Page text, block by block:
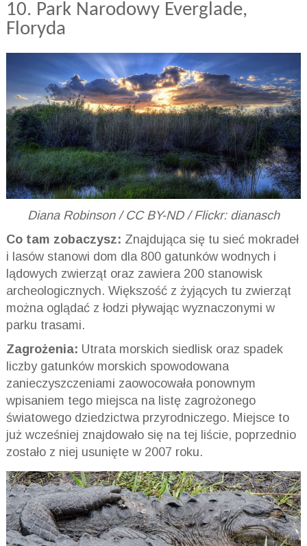
10. Park Narodowy Everglade,
Floryda
Diana Robinson / CC BY-ND / Flickr: dianasch
Co tam zobaczysz: Znajdująca się tu sieć mokradeł
i lasów stanowi dom dla 800 gatunków wodnych i
lądowych zwierząt oraz zawiera 200 stanowisk
archeologicznych. Większość z żyjących tu zwierząt
można oglądać z łodzi pływając wyznaczonymi w
parku trasami.
Zagrożenia: Utrata morskich siedlisk oraz spadek
liczby gatunków morskich spowodowana
zanieczyszczeniami zaowocowała ponownym
wpisaniem tego miejsca na listę zagrożonego
światowego dziedzictwa przyrodniczego. Miejsce to
już wcześniej znajdowało się na tej liście, poprzednio
zostało z niej usunięte w 2007 roku.